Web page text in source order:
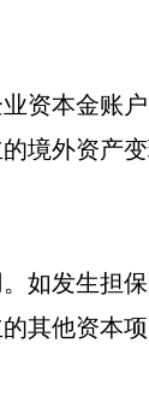
资本金账户
境外资产
如发生担
其他资本